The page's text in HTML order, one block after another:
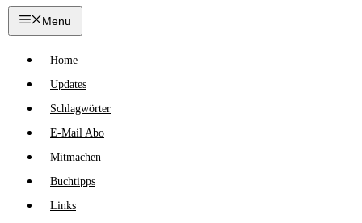
Zum
Inhalt
Menu
Home
Updates
Schlagwörter
E-Mail Abo
Mitmachen
Buchtipps
Links